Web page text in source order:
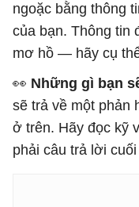
ngoặc bằng thông
của bạn. Thông tin
mơ hồ — hãy cụ
👀 Những gì bạn
sẽ trả về một phản
ở trên. Hãy đọc kỹ
phải câu trả lời